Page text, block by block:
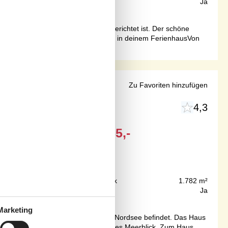
Ja
schönen, modernen Küche eingerichtet ist. Der schöne
Kloster blicken.Willkommen in deinem FerienhausVon
4,3
455,-
Grundstück
1.782 m²
Ja
Klippe zum Strand und zur Nordsee befindet. Das Haus
Zu Favoriten hinzufügen